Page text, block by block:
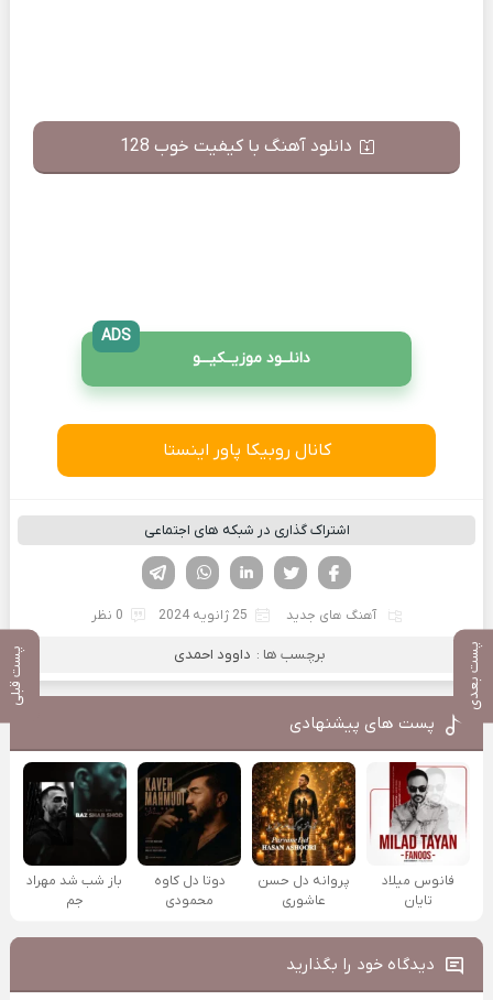
پست بعدی پست قبلی
دانلود آهنگ با کیفیت خوب 128
دانلــود موزیــکیـــو
ADS
کانال روبیکا پاور اینستا
اشتراک گذاری در شبکه های اجتماعی
لینکدین تویتر
فیسوک
آهنگ های جدید 25 ژانویه 2024 0 نظر
برچسب ها : داوود احمدی
پست های پیشنهادی
فانوس میلاد
تایان
پروانه دل حسن
عاشوری
دوتا دل کاوه
محمودی
باز شب شد مهراد
جم
دیدگاه خود را بگذارید